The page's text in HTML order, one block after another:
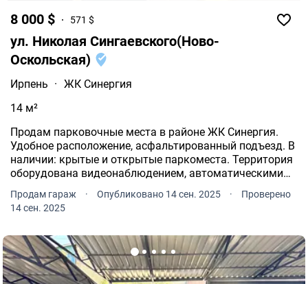
8 000 $ 571 $
ул. Николая Сингаевского(Ново-
Оскольская)
Ирпень · ЖК Синергия
14 м²
Продам парковочные места в районе ЖК Синергия.
Удобное расположение, асфальтированный подъезд. В
наличии: крытые и открытые паркоместа. Территория
оборудована видеонаблюдением, автоматическими
и для собственного пользования.
Продам гараж · Опубликовано 14 сен. 2025 ·
Проверено
14 сен. 2025